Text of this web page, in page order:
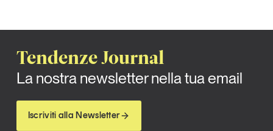
Tendenze Journal
La nostra newsletter nella tua email
Iscriviti alla Newsletter